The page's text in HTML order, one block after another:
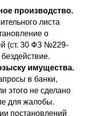
производство.
листа
о
(ст. 30 ФЗ №229-
имущества.
в банки,
этого не сделано
для жалобы.
постановлений